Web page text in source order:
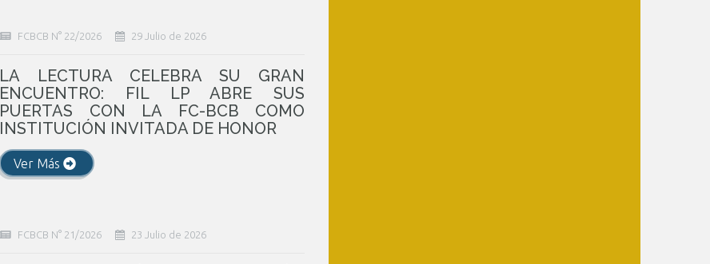
FCBCB N° 22/2026 29 Julio de 2026
LA LECTURA CELEBRA SU GRAN
ENCUENTRO: FIL LP ABRE SUS
PUERTAS CON LA FC-BCB COMO
INSTITUCIÓN INVITADA DE HONOR
Ver Más
FCBCB N° 21/2026 23 Julio de 2026